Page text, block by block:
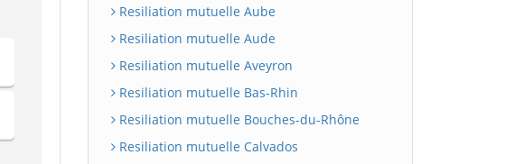
Resiliation mutuelle Aube
Resiliation mutuelle Aude
Resiliation mutuelle Aveyron
Resiliation mutuelle Bas-Rhin
Resiliation mutuelle Bouches-du-Rhône
Resiliation mutuelle Calvados